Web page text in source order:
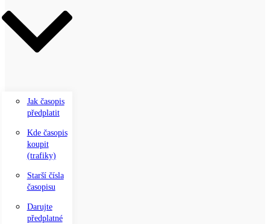
Jak časopis
předplatit
Kde časopis
koupit
(trafiky)
Starší čísla
časopisu
Darujte
předplatné